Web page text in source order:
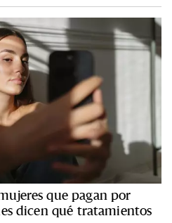
que pagan por
dicen qué tratamientos